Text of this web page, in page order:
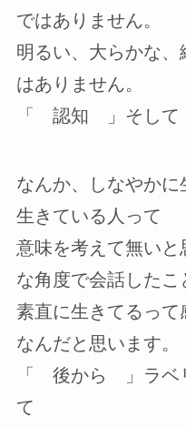
ではありません。
明るい、大らかな
はありません。
「 認知 」そし
なんか、しなやか
生きている人って
意味を考えて無い
な角度で会話したこ
素直に生きてるって
なんだと思います。
「 後から 」ラベ
て